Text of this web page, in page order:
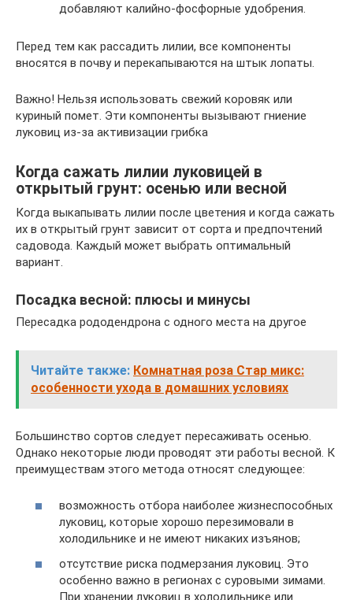
добавляют калийно-фосфорные удобрения.
Перед тем как рассадить лилии, все компоненты
вносятся в почву и перекапываются на штык лопаты.
Важно! Нельзя использовать свежий коровяк или
куриный помет. Эти компоненты вызывают гниение
луковиц из-за активизации грибка
Когда сажать лилии луковицей в
открытый грунт: осенью или весной
Когда выкапывать лилии после цветения и когда сажать
их в открытый грунт зависит от сорта и предпочтений
садовода. Каждый может выбрать оптимальный
вариант.
Посадка весной: плюсы и минусы
Пересадка рододендрона с одного места на другое
Читайте также: Комнатная роза Стар микс:
особенности ухода в домашних условиях
Большинство сортов следует пересаживать осенью.
Однако некоторые люди проводят эти работы весной. К
преимуществам этого метода относят следующее:
возможность отбора наиболее жизнеспособных
луковиц, которые хорошо перезимовали в
холодильнике и не имеют никаких изъянов;
отсутствие риска подмерзания луковиц. Это
особенно важно в регионах с суровыми зимами.
При хранении луковиц в холодильнике или